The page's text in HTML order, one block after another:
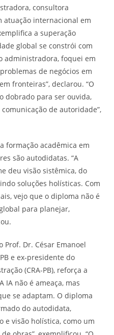
consultora
atuação internacional em
a superação
global se constrói com
administradora, foquei em
de negócios em
fronteiras”, declarou. “O
dobrado para ser ouvida,
de autoridade”,
formação acadêmica em
são autodidatas. “A
deu visão sistêmica, do
soluções holísticas. Com
vejo que o diploma não é
para planejar,
Prof. Dr. César Emanoel
e ex-presidente do
(CRA-PB), reforça a
IA não é ameaça, mas
se adaptam. O diploma
do autodidata,
e visão holística, como um